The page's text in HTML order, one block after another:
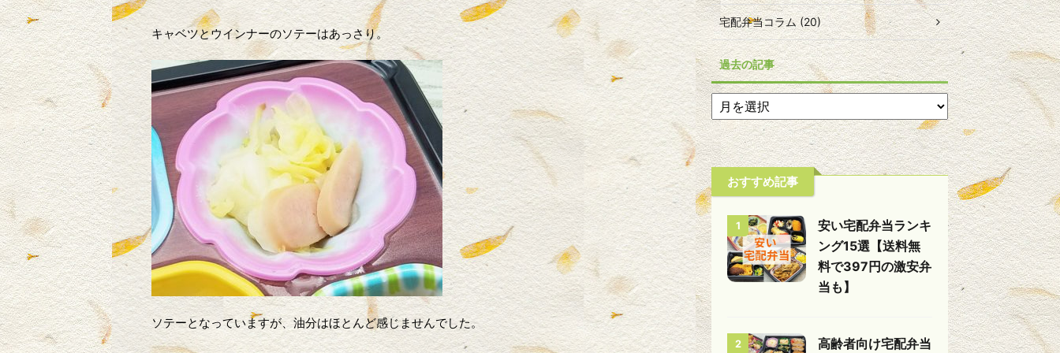
キャベツとウインナーのソテーはあっさり。
ソテーとなっていますが、油分はほとんど感じませんでした。
宅配弁当コラム (20)
過去の記事
おすすめ記事
1
安い宅配弁当ランキ
ング15選【送料無
料で397円の激安弁
当も】
2 高齢者向け宅配弁当